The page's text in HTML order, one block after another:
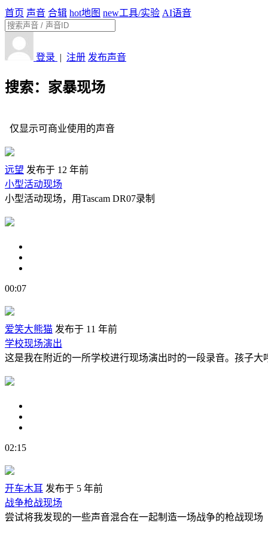
首页 声音 合辑 hot地图 new工具/实验 AI语音
登录 | 注册 发布声音
搜索：家暴现场
仅显示可商业使用的声音
远望 发布于 12 年前
小型活动现场
小型活动现场，用Tascam DR07录制
00:07
爱笑大熊猫 发布于 11 年前
学校现场演出
这是我在附近的一所学校进行现场演出时的一段录音。孩子大
02:15
开车木耳 发布于 5 年前
战争枪战现场
尝试将我发现的一些声音混合在一起制造一场战争的枪战现场